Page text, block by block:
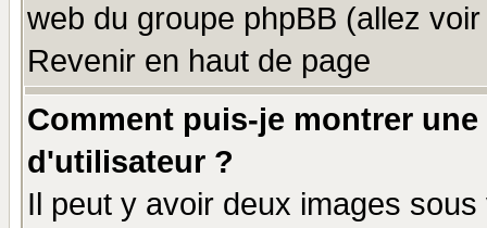
web du groupe phpBB (allez
Revenir en haut de page
Comment puis-je montrer
d'utilisateur ?
Il peut y avoir deux images